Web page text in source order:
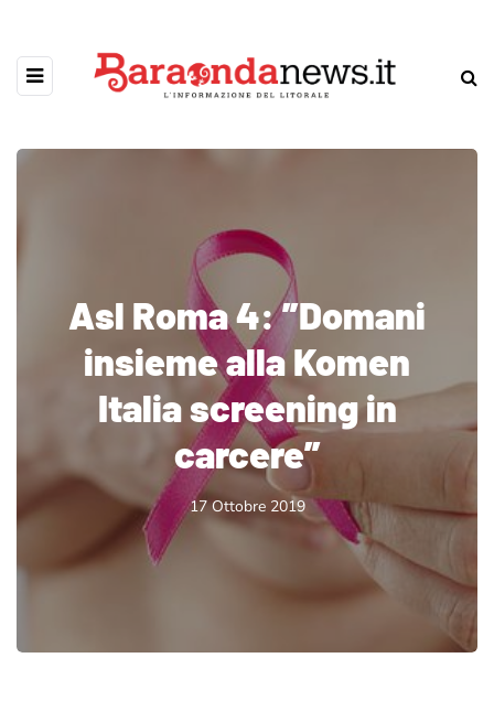
Asl Roma 4: ”Domani
insieme alla Komen
Italia screening in
carcere”
17 Ottobre 2019